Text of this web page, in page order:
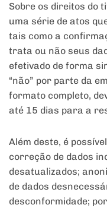
Sobre os direitos do
uma série de atos
tais como a
trata ou não seus
efetivado de forma
“não” por parte da
formato completo,
até 15 dias para a
Além deste, é
correção de dados
desatualizados;
de dados
desconformidade;